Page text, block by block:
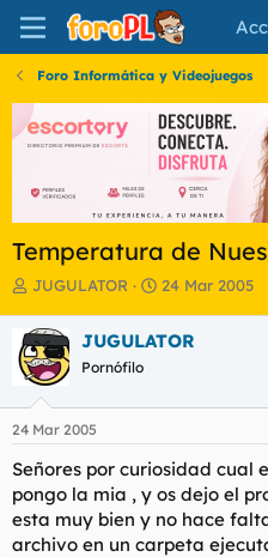
Foro Informática y Videojuegos
Temperatura de
I
i
c
i
a
d
o
d
e
l
t
JUGULATOR
F
h
e
i
c
i
o
24 Mar 2005
JUGULATOR
Pornófilo
24 Mar 2005
Señores por curiosidad cual
pongo la mia , y os dejo el
esta muy bien y no hace
archivo en un carpeta